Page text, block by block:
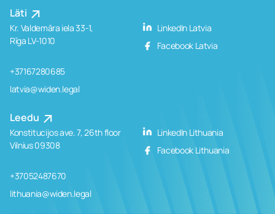
Läti
Kr. Valdemāra iela 33-1,
Rīga LV-1010
+37167280685
latvia@widen.legal
LinkedIn Latvia
Facebook Latvia
Leedu
Konstitucijos ave. 7, 26th floor
Vilnius 09308
+37052487670
lithuania@widen.legal
LinkedIn Lithuania
Facebook Lithuania